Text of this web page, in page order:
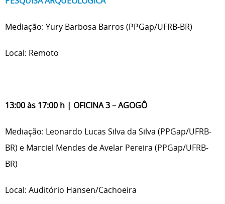
Mediação: Yury Barbosa Barros (PPGap/UFRB-BR)
Local: Remoto
13:00 às 17:00 h | OFICINA 3 – AGOGÔ
Mediação: Leonardo Lucas Silva da Silva (PPGap/UFRB-
BR) e Marciel Mendes de Avelar Pereira (PPGap/UFRB-
BR)
Local: Auditório Hansen/Cachoeira